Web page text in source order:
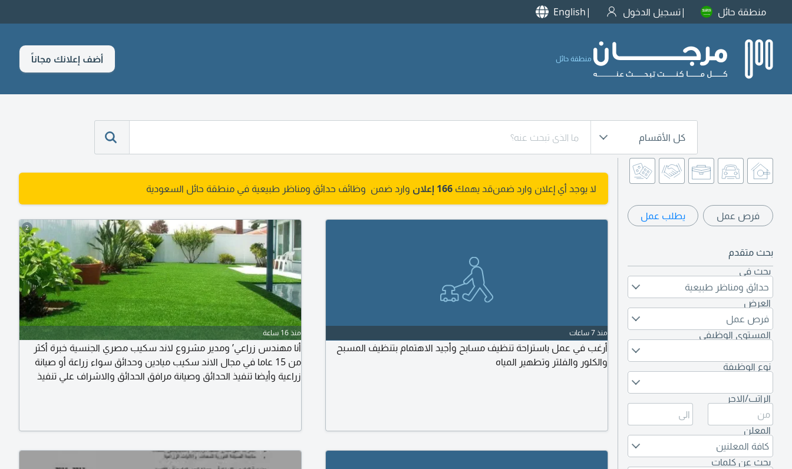
منطقة حائل تسجيل الدخول English
منطقة حائل أضف إعلانك مجاناً
كل الأقسام
فرص عمل يطلب عمل
بحث متقدم
بحث في
حدائق ومناظر طبيعية
العرض
فرص عمل
المستوى الوظيفي
نوع الوظيفة
الراتب/الاجر
المعلن
كافة المعلنين
بحث عن كلمات
لا يوجد أي إعلان وارد ضمنقد يهمك 166 إعلان وارد ضمن وظائف حدائق ومناظر طبيعية في منطقة حائل السعودية
منذ 7 ساعات
أرغب في عمل باستراحة تنظيف مسابح وأجيد الاهتمام بتنظيف المسبح
والكلور والفلتر وتطهير المياه
2
منذ 16 ساعة
أنا مهندس زراعي’ ومدير مشروع لاند سكيب مصري الجنسية خبرة أكثر
من 15 عاما في مجال الاند سكيب ميادين وحدائق سواء زراعة أو صيانة
زراعية وأيضا تنفيذ الحدائق وصيانة مرافق الحدائق والاشراف علي تنفيذ
نفس المجال للعمل لديها